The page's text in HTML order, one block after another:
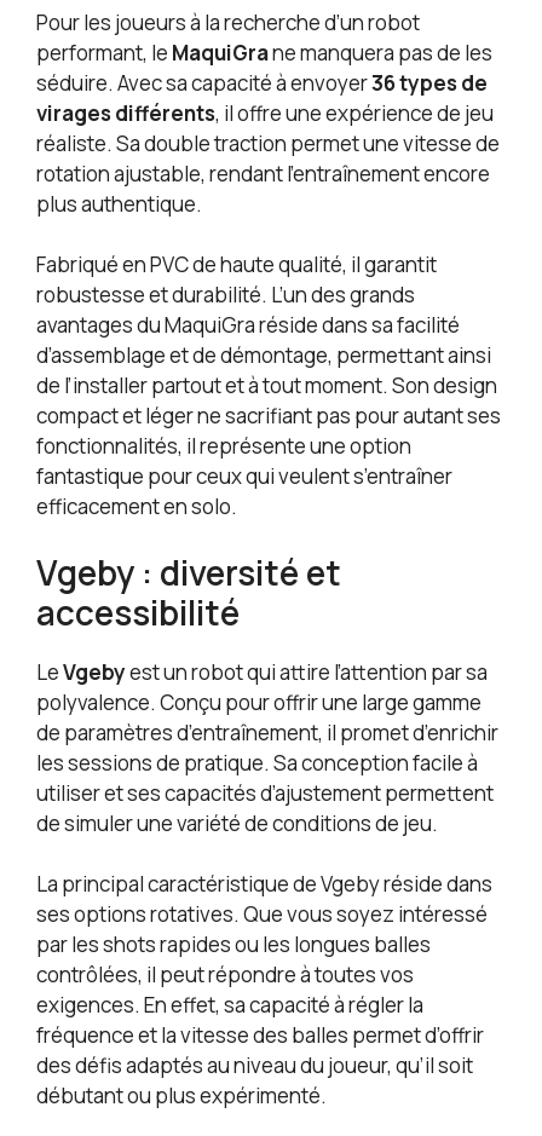
Pour les joueurs à la recherche d’un robot
performant, le MaquiGrane manquera pas de les
séduire. Avec sa capacité à envoyer36 types de
virages différents, il offre une expérience de jeu
réaliste. Sa double traction permet une vitesse de
rotation ajustable, rendant l’entraînement encore
plus authentique.
Fabriqué en PVC de haute qualité, il garantit
robustesse et durabilité. L’un des grands
avantages du MaquiGra réside dans sa facilité
d’assemblage et de démontage, permettant ainsi
de l’installer partout et à tout moment. Son design
compact et léger ne sacrifiant pas pour autant ses
fonctionnalités, il représente une option
fantastique pour ceux qui veulent s’entraîner
efficacement en solo.
Vgeby : diversité et
accessibilité
LeVgebyest un robot qui attire l’attention par sa
polyvalence. Conçu pour offrir une large gamme
de paramètres d’entraînement, il promet d’enrichir
les sessions de pratique. Sa conception facile à
utiliser et ses capacités d’ajustement permettent
de simuler une variété de conditions de jeu.
La principal caractéristique de Vgeby réside dans
ses options rotatives. Que vous soyez intéressé
par les shots rapides ou les longues balles
contrôlées, il peut répondre à toutes vos
exigences. En effet, sa capacité à régler la
fréquence et la vitesse des balles permet d’offrir
des défis adaptés au niveau du joueur, qu’il soit
débutant ou plus expérimenté.